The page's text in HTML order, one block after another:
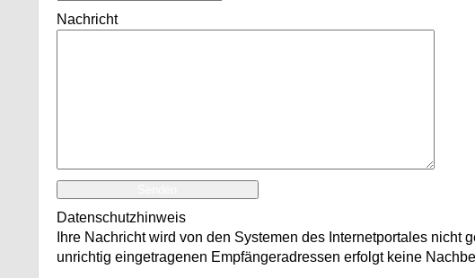
Nachricht
Datenschutzhinweis
Ihre Nachricht wird von den Systemen des Internetportales
unrichtig eingetragenen Empfängeradressen erfolgt keine